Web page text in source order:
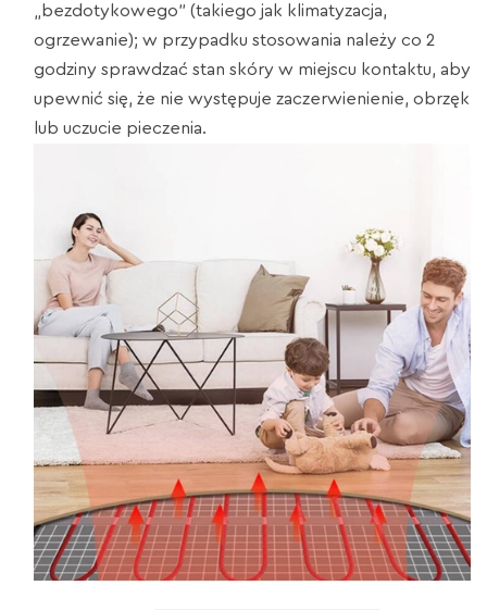
„bezdotykowego” (takiego jak klimatyzacja,
ogrzewanie); w przypadku stosowania należy co 2
godziny sprawdzać stan skóry w miejscu kontaktu, aby
upewnić się, że nie występuje zaczerwienienie, obrzęk
lub uczucie pieczenia.